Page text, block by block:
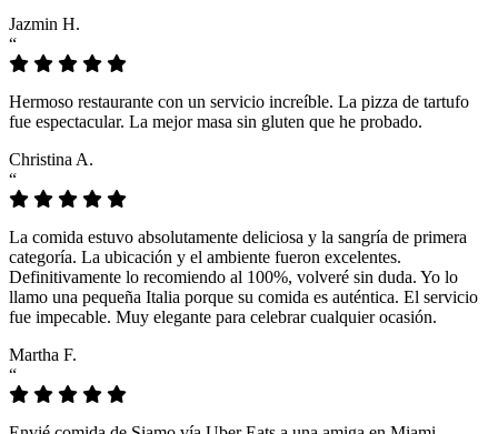
Jazmin H.
“
Hermoso restaurante con un servicio increíble. La pizza de tartufo
fue espectacular. La mejor masa sin gluten que he probado.
Christina A.
“
La comida estuvo absolutamente deliciosa y la sangría de primera
categoría. La ubicación y el ambiente fueron excelentes.
Definitivamente lo recomiendo al 100%, volveré sin duda. Yo lo
llamo una pequeña Italia porque su comida es auténtica. El servicio
fue impecable. Muy elegante para celebrar cualquier ocasión.
Martha F.
“